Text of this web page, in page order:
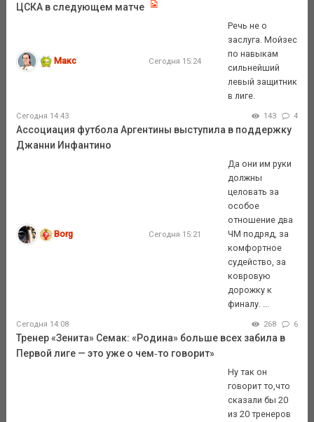
ЦСКА в следующем матче
Макс Сегодня 15:24
Речь не о
заслуга. Мойзес
по навыкам
сильнейший
левый защитник
в лиге.
Сегодня 14:43 143 4
Ассоциация футбола Аргентины выступила в поддержку
Джанни Инфантино
Borg Сегодня 15:21
Да они им руки
должны
целовать за
особое
отношение два
ЧМ подряд, за
комфортное
судейство, за
ковровую
дорожку к
финалу. ...
Сегодня 14:08 268 6
Тренер «Зенита» Семак: «Родина» больше всех забила в
Первой лиге — это уже о чем‑то говорит»
Ну так он
говорит то,что
сказали бы 20
из 20 тренеров